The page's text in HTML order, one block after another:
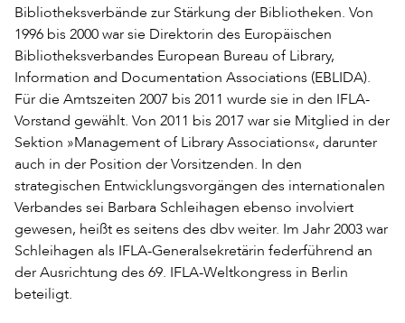
Bibliotheksverbände zur Stärkung der Bibliotheken. Von
1996 bis 2000 war sie Direktorin des Europäischen
Bibliotheksverbandes European Bureau of Library,
Information and Documentation Associations (EBLIDA).
Für die Amtszeiten 2007 bis 2011 wurde sie in den IFLA-
Vorstand gewählt. Von 2011 bis 2017 war sie Mitglied in der
Sektion »Management of Library Associations«, darunter
auch in der Position der Vorsitzenden. In den
strategischen Entwicklungsvorgängen des internationalen
Verbandes sei Barbara Schleihagen ebenso involviert
gewesen, heißt es seitens des dbv weiter. Im Jahr 2003 war
Schleihagen als IFLA-Generalsekretärin federführend an
der Ausrichtung des 69. IFLA-Weltkongress in Berlin
beteiligt.